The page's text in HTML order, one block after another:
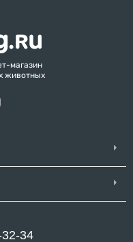
магазин
животных
34